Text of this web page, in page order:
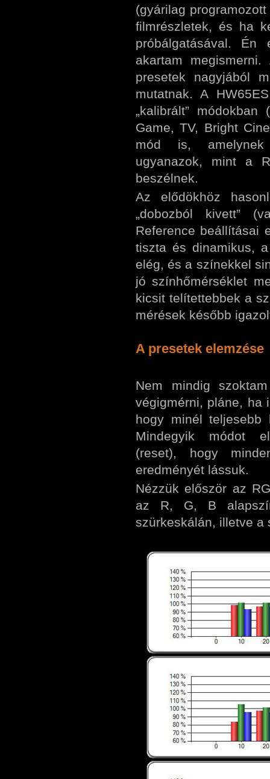
(gyárilag
filmrészletek, és ha
próbálgatásával. Én
akartam
presetek nagyjából
mutatnak. A
„kalibrált”
Game, TV, Bright
mód is, amelynek
ugyanazok, mint a
beszélnek.
Az elődökhöz
„dobozból kivett”
Reference beállításai
tiszta és dinamikus,
elég, és a színekkel
jó színhőmérséklet
kicsit telítettebbek a
mérések később
A presetek elemzése
Nem mindig
végigmérni, pláne, ha
hogy minél teljesebb
Mindegyik módot
(reset), hogy
eredményét lássuk.
Nézzük először az
az R, G, B
szürkeskálán, illetve a